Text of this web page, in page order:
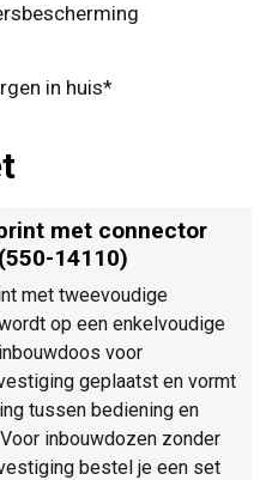
in huis*
met connector
14110)
met tweevoudige
op een enkelvoudige
voor
geplaatst en vormt
tussen bediening en
inbouwdozen zonder
bestel je een set